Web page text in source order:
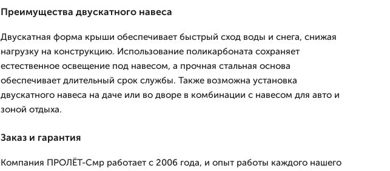
Преимущества двускатного навеса
Двускатная форма крыши обеспечивает быстрый сход воды и снега, снижая
нагрузку на конструкцию. Использование поликарбоната сохраняет
естественное освещение под навесом, а прочная стальная основа
обеспечивает длительный срок службы. Также возможна установка
двускатного навеса на даче или во дворе в комбинации с навесом для авто и
зоной отдыха.
Заказ и гарантия
Компания ПРОЛЁТ-Смр работает с 2006 года, и опыт работы каждого нашего